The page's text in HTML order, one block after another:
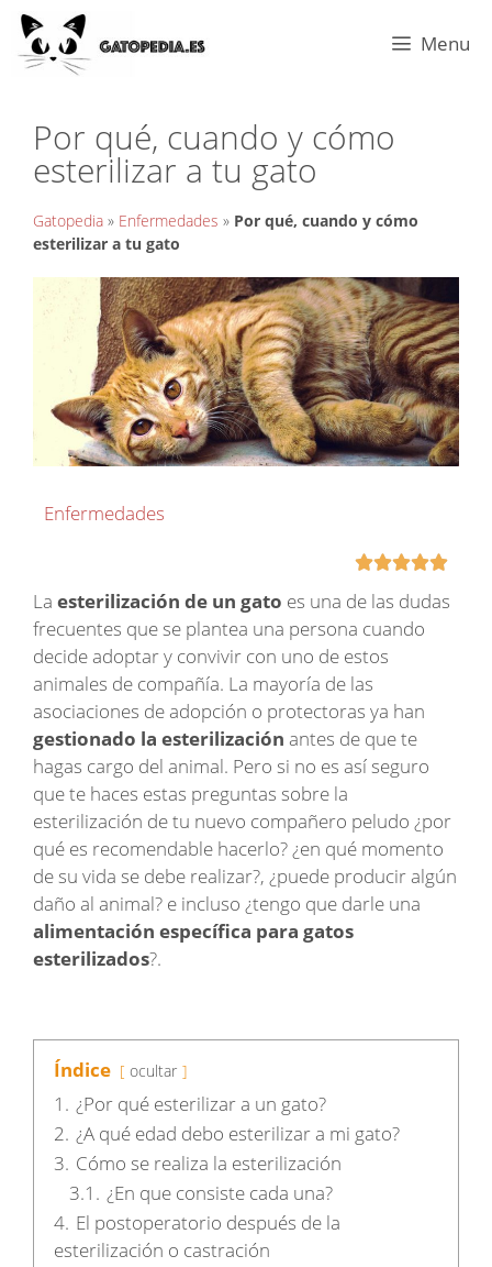
Menu
Por qué, cuando y cómo
esterilizar a tu gato
Gatopedia » Enfermedades » Por qué, cuando y cómo
esterilizar a tu gato
Enfermedades

La esterilización de un gato es una de las dudas
frecuentes que se plantea una persona cuando
decide adoptar y convivir con uno de estos
animales de compañía. La mayoría de las
asociaciones de adopción o protectoras ya han
gestionado la esterilización antes de que te
hagas cargo del animal. Pero si no es así seguro
que te haces estas preguntas sobre la
esterilización de tu nuevo compañero peludo ¿por
qué es recomendable hacerlo? ¿en qué momento
de su vida se debe realizar?, ¿puede producir algún
daño al animal? e incluso ¿tengo que darle una
alimentación específica para gatos
esterilizados?.
Índice ocultar
1. ¿Por qué esterilizar a un gato?
2. ¿A qué edad debo esterilizar a mi gato?
3. Cómo se realiza la esterilización
3.1. ¿En que consiste cada una?
4. El postoperatorio después de la
esterilización o castración